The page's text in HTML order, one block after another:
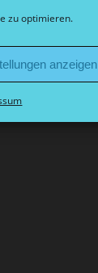
zu optimieren.
anzeigen